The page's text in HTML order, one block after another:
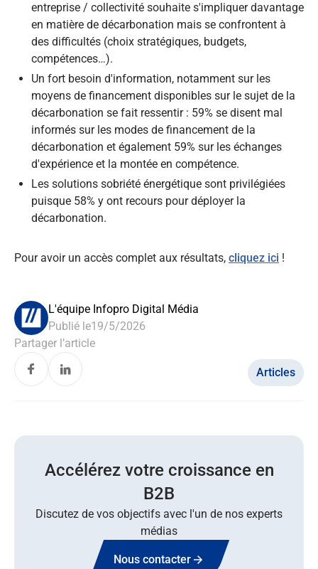
entreprise / collectivité souhaite s'impliquer davantage
en matière de décarbonation mais se confrontent à
des difficultés (choix stratégiques, budgets,
compétences…).
Un fort besoin d'information, notamment sur les
moyens de financement disponibles sur le sujet de la
décarbonation se fait ressentir : 59% se disent mal
informés sur les modes de financement de la
décarbonation et également 59% sur les échanges
d'expérience et la montée en compétence.
Les solutions sobriété énergétique sont privilégiées
puisque 58% y ont recours pour déployer la
décarbonation.
Pour avoir un accès complet aux résultats, cliquez ici !
L'équipe Infopro Digital Média
Publié le19/5/2026
Partager l’article
Articles
Accélérez votre croissance en
B2B
Discutez de vos objectifs avec l'un de nos experts
médias
Nous contacter